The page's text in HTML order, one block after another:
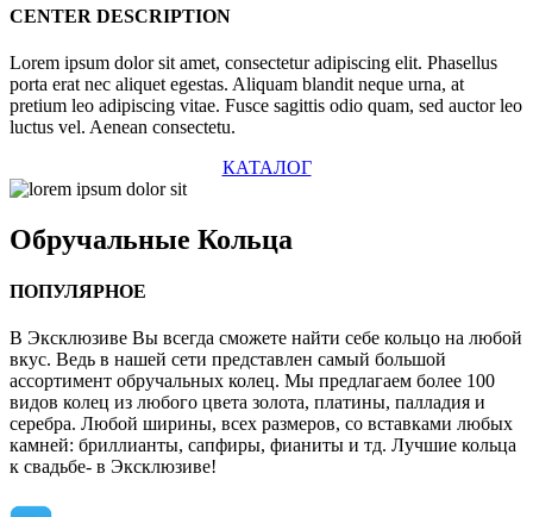
CENTER DESCRIPTION
Lorem ipsum dolor sit amet, consectetur adipiscing elit. Phasellus
porta erat nec aliquet egestas. Aliquam blandit neque urna, at
pretium leo adipiscing vitae. Fusce sagittis odio quam, sed auctor leo
luctus vel. Aenean consectetu.
КАТАЛОГ
Обручальные Кольца
ПОПУЛЯРНОЕ
В Эксклюзиве Вы всегда сможете найти себе кольцо на любой
вкус. Ведь в нашей сети представлен самый большой
ассортимент обручальных колец. Мы предлагаем более 100
видов колец из любого цвета золота, платины, палладия и
серебра. Любой ширины, всех размеров, со вставками любых
камней: бриллианты, сапфиры, фианиты и тд. Лучшие кольца
к свадьбе- в Эксклюзиве!